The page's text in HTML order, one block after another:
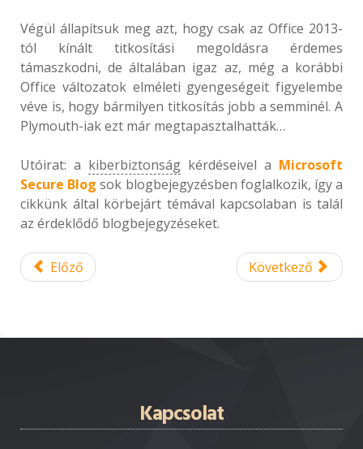
Végül állapítsuk meg azt, hogy csak az Office 2013-
tól kínált titkosítási megoldásra érdemes
támaszkodni, de általában igaz az, még a korábbi
Office változatok elméleti gyengeségeit figyelembe
véve is, hogy bármilyen titkosítás jobb a semminél. A
Plymouth-iak ezt már megtapasztalhatták…
Utóirat: a kiberbiztonság kérdéseivel a Microsoft
Secure Blog sok blogbejegyzésben foglalkozik, így a
cikkünk által körbejárt témával kapcsolaban is talál
az érdeklődő blogbejegyzéseket.
Előző Következő
Kapcsolat